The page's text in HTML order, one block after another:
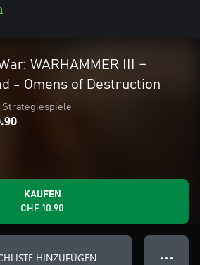
WARHAMMER III –
- Omens of Destruction
Strategiespiele
KAUFEN
CHF 10.90
HINZUFÜGEN ● ● ●